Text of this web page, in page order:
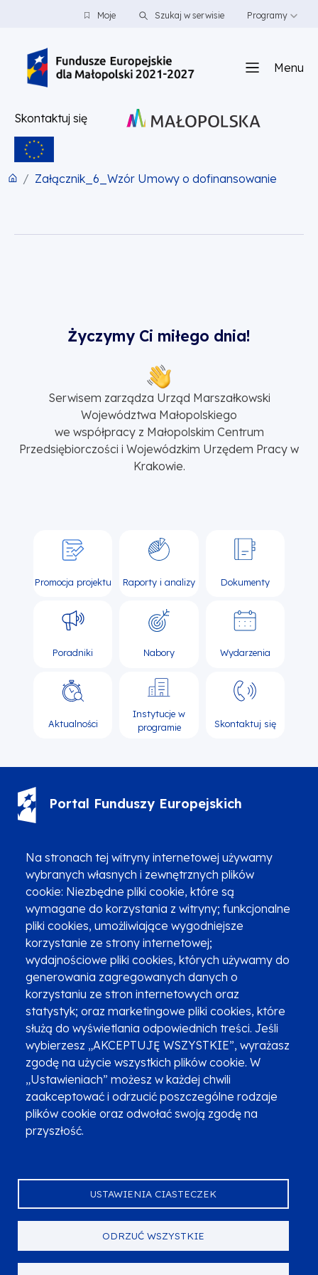
PRZEJDŹ DO TREŚCI
PRZEJDŹ DO MENUMoje Szukaj w serwisie Programy
Na stronach tej witryny internetowej używamy
wybranych własnych i zewnętrznych plików
cookie: Niezbędne pliki cookie, które są
wymagane do korzystania z witryny; funkcjonalne
pliki cookies, umożliwiające wygodniejsze
korzystanie ze strony internetowej;
wydajnościowe pliki cookies, których używamy do
generowania zagregowanych danych o
korzystaniu ze stron internetowych oraz
statystyk; oraz marketingowe pliki cookies, które
służą do wyświetlania odpowiednich treści. Jeśli
wybierzesz „AKCEPTUJĘ WSZYSTKIE”, wyrażasz
zgodę na użycie wszystkich plików cookie. W
„Ustawieniach” możesz w każdej chwili
zaakceptować i odrzucić poszczególne rodzaje
plików cookie oraz odwołać swoją zgodę na
przyszłość.
USTAWIENIA CIASTECZEK
ODRZUĆ WSZYSTKIE
Menu
Skontaktuj się
Załącznik_6_Wzór Umowy o dofinansowanie
Życzymy Ci miłego dnia!
Serwisem zarządza Urząd Marszałkowski
Województwa Małopolskiego
we współpracy z Małopolskim Centrum
Przedsiębiorczości i Wojewódzkim Urzędem Pracy w
Krakowie.
Promocja projektu Raporty i analizy Dokumenty
Poradniki Nabory Wydarzenia
Aktualności
Instytucje w
programie
Skontaktuj się
Portal Funduszy Europejskich
Zgłoszenia podejrzenia niezgodności z KPP i KPON
Newsletter
Fundusze SMS-em
Najczęściej zadawane pytania
Promocja projektu
Zobacz inne programy
Poznaj Fundusze 2014-2020
Deklaracja dostępności
Polityka prywatności
Przetwarzanie danych osobowych
Zgłoś błąd Mapa strony
Serwis dofinansowany przez Unię Europejską z programu Fundusze
© Urząd Marszałkowski Województwa Małopolskiego 2023